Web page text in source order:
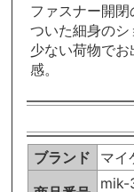
ファスナー開
ついた細身のシ
少ない荷物で
感。
ブランド
マイ